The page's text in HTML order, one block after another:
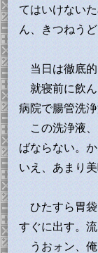
てはいけない
ん、きつねう
当日は徹底的
就寝前に飲ん
病院で腸管洗
この洗浄液、
ばならない。
いえ、あまり
ひたすら胃袋
すぐに出す。
うおォン、俺